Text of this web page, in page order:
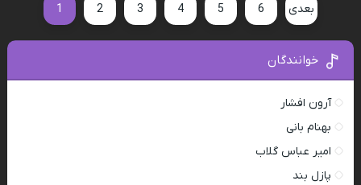
1 2 3 4 5 6 بعدی
خوانندگان
آرون افشار
بهنام بانی
امیر عباس گلاب
پازل بند